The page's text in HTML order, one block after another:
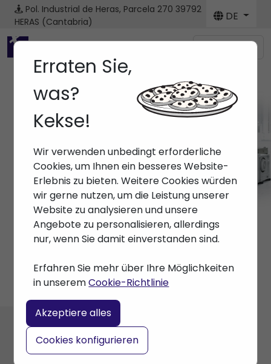
Pol. Industrial de Heras, Parcela 270 39792
HERAS (Cantabria)
DE
Menú
Anfang> Marken > ARBURG
Erraten Sie,
was?
Kekse!
Wir verwenden unbedingt erforderliche
Cookies, um Ihnen ein besseres Website-
Erlebnis zu bieten. Weitere Cookies würden
wir gerne nutzen, um die Leistung unserer
Website zu analysieren und unsere
Angebote zu personalisieren, allerdings
nur, wenn Sie damit einverstanden sind.
Erfahren Sie mehr über Ihre Möglichkeiten
in unseremCookie-Richtlinie
Akzeptiere alles
Cookies konfigurieren